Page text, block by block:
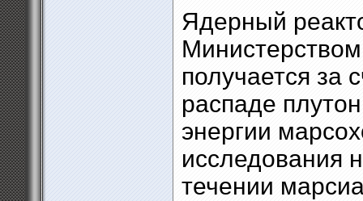
Ядерный
получается за
распаде
энергии
исследования
течении